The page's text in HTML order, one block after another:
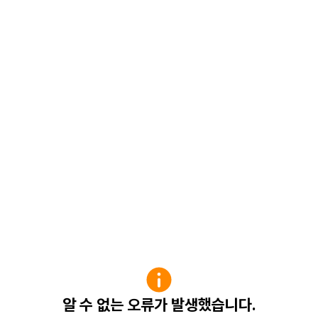
알 수 없는 오류가 발생했습니다.